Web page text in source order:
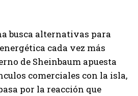
busca alternativas para
cada vez más
de Sheinbaum apuesta
comerciales con la isla,
por la reacción que